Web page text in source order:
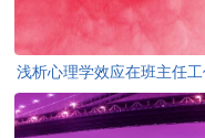
浅析心理学效应在班主任
的应用[此文共3828字]